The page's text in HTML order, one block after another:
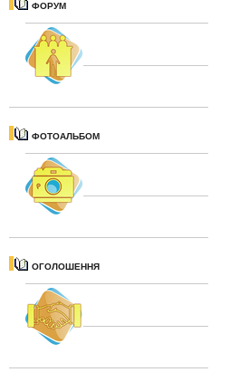
ФОРУМ
ФОТОАЛЬБОМ
ОГОЛОШЕННЯ